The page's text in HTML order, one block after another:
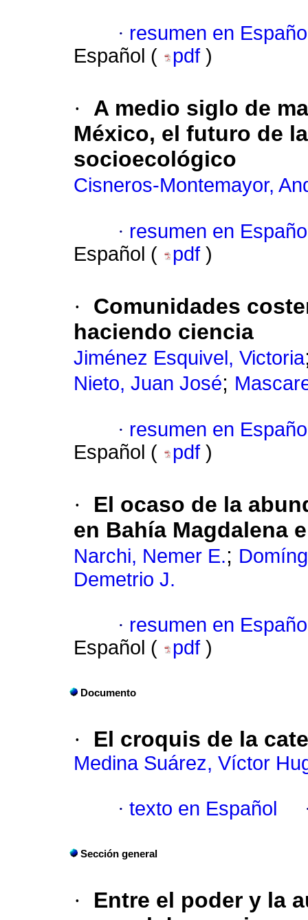
· resumen en
Español (
pdf )
·
A medio siglo de
México, el futuro de
socioecológico
Cisneros-Montemayor,
· resumen en
Español (
pdf )
·
Comunidades
haciendo ciencia
Jiménez Esquivel, Victoria
Nieto, Juan José;
· resumen en
Español (
pdf )
·
El ocaso de la
en Bahía Magdalena
Narchi, Nemer E.;
Demetrio J.
· resumen en
Español (
pdf )
Documento
· El croquis de la
Medina Suárez, Víctor
· texto en Español
Sección general
·
Entre el poder y la